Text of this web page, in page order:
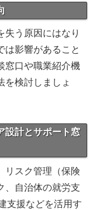
失う原因にはなり
は影響があること
窓口や職業紹介機
を検討しましょ
設計とサポート窓
リスク管理（保険
、自治体の就労支
支援などを活用す